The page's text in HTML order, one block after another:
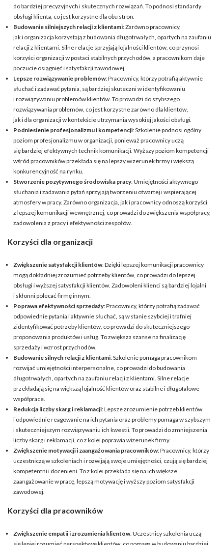
do bardziej precyzyjnych i skutecznych rozwiązań. To podnosi standardy
obsługi klienta, co jest korzystne dla obu stron.
Budowanie silniejszych relacji z klientami: Zarówno pracownicy,
jak i organizacja korzystają z budowania długotrwałych, opartych na zaufaniu
relacji z klientami. Silne relacje sprzyjają lojalności klientów, co przynosi
korzyści organizacji w postaci stabilnych przychodów, a pracownikom daje
poczucie osiągnięć i satysfakcji zawodowej.
Lepsze rozwiązywanie problemów: Pracownicy, którzy potrafią aktywnie
słuchać i zadawać pytania, są bardziej skuteczni w identyfikowaniu
i rozwiązywaniu problemów klientów. To prowadzi do szybszego
rozwiązywania problemów, co jest korzystne zarówno dla klientów,
jak i dla organizacji w kontekście utrzymania wysokiej jakości obsługi.
Podniesienie profesjonalizmu i kompetencji: Szkolenie podnosi ogólny
poziom profesjonalizmu w organizacji, ponieważ pracownicy uczą
się bardziej efektywnych technik komunikacji. Wyższy poziom kompetencji
wśród pracowników przekłada się na lepszy wizerunek firmy i większą
konkurencyjność na rynku.
Stworzenie pozytywnego środowiska pracy: Umiejętności aktywnego
słuchania i zadawania pytań sprzyjają tworzeniu otwartej i wspierającej
atmosfery w pracy. Zarówno organizacja, jak i pracownicy odnoszą korzyści
z lepszej komunikacji wewnętrznej, co prowadzi do zwiększenia współpracy,
zadowolenia z pracy i efektywności zespołów.
Korzyści dla organizacji
Zwiększenie satysfakcji klientów: Dzięki lepszej komunikacji pracownicy
mogą dokładniej zrozumieć potrzeby klientów, co prowadzi do lepszej
obsługi i wyższej satysfakcji klientów. Zadowoleni klienci są bardziej lojalni
i skłonni polecać firmę innym.
Poprawa efektywności sprzedaży: Pracownicy, którzy potrafią zadawać
odpowiednie pytania i aktywnie słuchać, są w stanie szybciej i trafniej
zidentyfikować potrzeby klientów, co prowadzi do skuteczniejszego
proponowania produktów i usług. To zwiększa szanse na finalizację
sprzedaży i wzrost przychodów.
Budowanie silnych relacji z klientami: Szkolenie pomaga pracownikom
rozwijać umiejętności interpersonalne, co prowadzi do budowania
długotrwałych, opartych na zaufaniu relacji z klientami. Silne relacje
przekładają się na większą lojalność klientów oraz stabilne i długofalowe
współprace.
Redukcja liczby skarg i reklamacji: Lepsze zrozumienie potrzeb klientów
i odpowiednie reagowanie na ich pytania oraz problemy pomaga w szybszym
i skuteczniejszym rozwiązywaniu ich kwestii. To prowadzi do zmniejszenia
liczby skarg i reklamacji, co z kolei poprawia wizerunek firmy.
Zwiększenie motywacji i zaangażowania pracowników: Pracownicy, którzy
uczestniczą w szkoleniach i rozwijają swoje umiejętności, czują się bardziej
kompetentni i docenieni. To z kolei przekłada się na ich większe
zaangażowanie w pracę, lepszą motywację i wyższy poziom satysfakcji
zawodowej.
Korzyści dla pracowników
Zwiększenie empatii i zrozumienia klientów: Uczestnicy szkolenia uczą